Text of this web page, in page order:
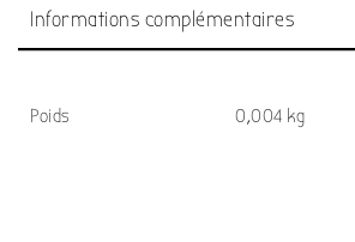
Informations complémentaires
Poids 0,004 kg